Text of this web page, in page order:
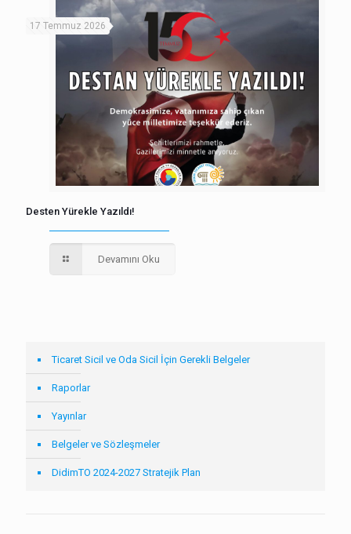
17 Temmuz 2026
Desten Yürekle Yazıldı!
Devamını Oku
Ticaret Sicil ve Oda Sicil İçin Gerekli Belgeler
Raporlar
Yayınlar
Belgeler ve Sözleşmeler
DidimTO 2024-2027 Stratejik Plan